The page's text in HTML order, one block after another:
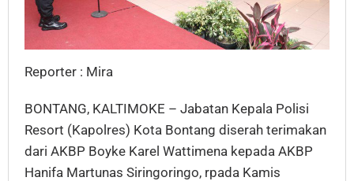
Reporter : Mira
BONTANG, KALTIMOKE – Jabatan Kepala Polisi
Resort (Kapolres) Kota Bontang diserah terimakan
dari AKBP Boyke Karel Wattimena kepada AKBP
Hanifa Martunas Siringoringo, rpada Kamis